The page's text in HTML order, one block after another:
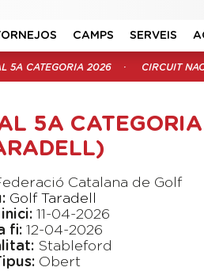
CAMPS SERVEIS
5A CATEGORIA 2026 CIRCUIT
5A
Catalana de Golf
Golf Taradell
11-04-2026
fi: 12-04-2026
Stableford
Obert